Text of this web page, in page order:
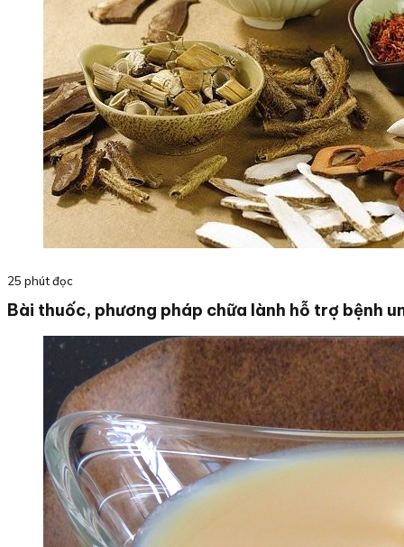
25 phút đọc
Bài thuốc, phương pháp chữa lành hỗ trợ bệnh